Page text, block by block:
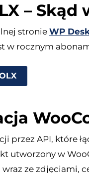
– Skąd
stronie WP
w rocznym
przez API, które
utworzony w
wraz ze zdjęciami,